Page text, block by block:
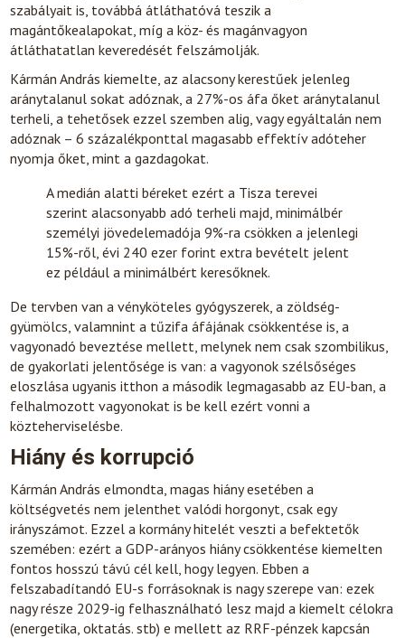
szabályait is, továbbá átláthatóvá teszik a
magántőkealapokat, míg a köz- és magánvagyon
átláthatatlan keveredését felszámolják.
Kármán András kiemelte, az alacsony kerestűek jelenleg
aránytalanul sokat adóznak, a 27%-os áfa őket aránytalanul
terheli, a tehetősek ezzel szemben alig, vagy egyáltalán nem
adóznak – 6 százalékponttal magasabb effektív adóteher
nyomja őket, mint a gazdagokat.
A medián alatti béreket ezért a Tisza terevei
szerint alacsonyabb adó terheli majd, minimálbér
személyi jövedelemadója 9%-ra csökken a jelenlegi
15%-ről, évi 240 ezer forint extra bevételt jelent
ez például a minimálbért keresőknek.
De tervben van a vényköteles gyógyszerek, a zöldség-
gyümölcs, valamnint a tűzifa áfájának csökkentése is, a
vagyonadó beveztése mellett, melynek nem csak szombilikus,
de gyakorlati jelentősége is van: a vagyonok szélsőséges
eloszlása ugyanis itthon a második legmagasabb az EU-ban, a
felhalmozott vagyonokat is be kell ezért vonni a
közteherviselésbe.
Hiány és korrupció
Kármán András elmondta, magas hiány esetében a
költségvetés nem jelenthet valódi horgonyt, csak egy
irányszámot. Ezzel a kormány hitelét veszti a befektetők
szemében: ezért a GDP-arányos hiány csökkentése kiemelten
fontos hosszú távú cél kell, hogy legyen. Ebben a
felszabadítandó EU-s forrásoknak is nagy szerepe van: ezek
nagy része 2029-ig felhasználható lesz majd a kiemelt célokra
(energetika, oktatás. stb) e mellett az RRF-pénzek kapcsán